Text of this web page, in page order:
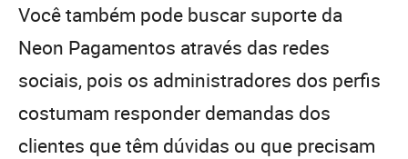
Você também pode buscar suporte da
Neon Pagamentos através das redes
sociais, pois os administradores dos perfis
costumam responder demandas dos
clientes que têm dúvidas ou que precisam